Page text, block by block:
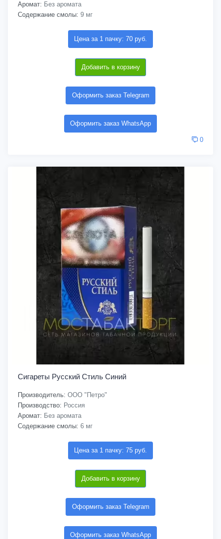
Аромат: Без аромата
Содержание смолы: 9 мг
Цена за 1 пачку: 70 руб.
Добавить в корзину
Оформить заказ Telegram
Оформить заказ WhatsApp
0
Сигареты Русский Стиль Синий
Производитель: ООО "Петро"
Производство: Россия
Аромат: Без аромата
Содержание смолы: 6 мг
Цена за 1 пачку: 75 руб.
Добавить в корзину
Оформить заказ Telegram
Оформить заказ WhatsApp